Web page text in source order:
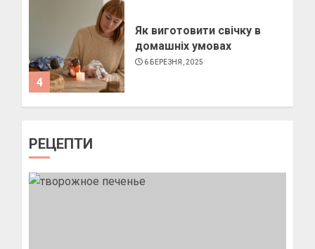
4
Як виготовити свічку в
домашніх умовах
6 БЕРЕЗНЯ, 2025
11 БЕРЕЗНЯ, 2025
РЕЦЕПТИ